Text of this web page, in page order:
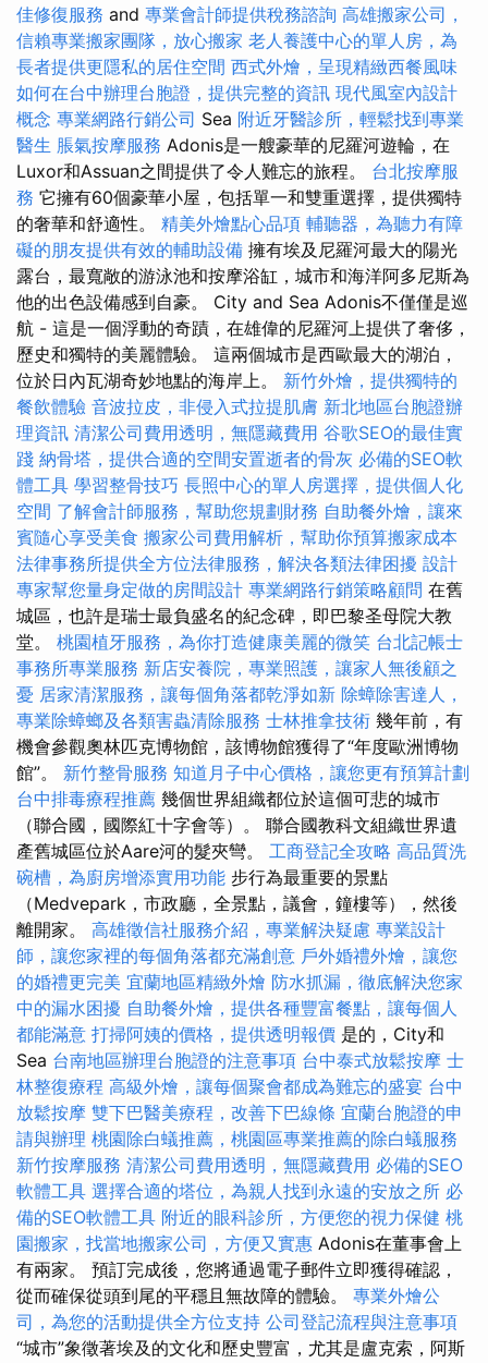
佳修復服務 and 專業會計師提供稅務諮詢 高雄搬家公司，
信賴專業搬家團隊，放心搬家 老人養護中心的單人房，為
長者提供更隱私的居住空間 西式外燴，呈現精緻西餐風味
如何在台中辦理台胞證，提供完整的資訊 現代風室內設計
概念 專業網路行銷公司 Sea 附近牙醫診所，輕鬆找到專業
醫生 脹氣按摩服務 Adonis是一艘豪華的尼羅河遊輪，在
Luxor和Assuan之間提供了令人難忘的旅程。 台北按摩服
務 它擁有60個豪華小屋，包括單一和雙重選擇，提供獨特
的奢華和舒適性。 精美外燴點心品項 輔聽器，為聽力有障
礙的朋友提供有效的輔助設備 擁有埃及尼羅河最大的陽光
露台，最寬敞的游泳池和按摩浴缸，城市和海洋阿多尼斯為
他的出色設備感到自豪。 City and Sea Adonis不僅僅是巡
航 - 這是一個浮動的奇蹟，在雄偉的尼羅河上提供了奢侈，
歷史和獨特的美麗體驗。 這兩個城市是西歐最大的湖泊，
位於日內瓦湖奇妙地點的海岸上。 新竹外燴，提供獨特的
餐飲體驗 音波拉皮，非侵入式拉提肌膚 新北地區台胞證辦
理資訊 清潔公司費用透明，無隱藏費用 谷歌SEO的最佳實
踐 納骨塔，提供合適的空間安置逝者的骨灰 必備的SEO軟
體工具 學習整骨技巧 長照中心的單人房選擇，提供個人化
空間 了解會計師服務，幫助您規劃財務 自助餐外燴，讓來
賓隨心享受美食 搬家公司費用解析，幫助你預算搬家成本
法律事務所提供全方位法律服務，解決各類法律困擾 設計
專家幫您量身定做的房間設計 專業網路行銷策略顧問 在舊
城區，也許是瑞士最負盛名的紀念碑，即巴黎圣母院大教
堂。 桃園植牙服務，為你打造健康美麗的微笑 台北記帳士
事務所專業服務 新店安養院，專業照護，讓家人無後顧之
憂 居家清潔服務，讓每個角落都乾淨如新 除蟑除害達人，
專業除蟑螂及各類害蟲清除服務 士林推拿技術 幾年前，有
機會參觀奧林匹克博物館，該博物館獲得了“年度歐洲博物
館”。 新竹整骨服務 知道月子中心價格，讓您更有預算計劃
台中排毒療程推薦 幾個世界組織都位於這個可悲的城市
（聯合國，國際紅十字會等）。 聯合國教科文組織世界遺
產舊城區位於Aare河的髮夾彎。 工商登記全攻略 高品質洗
碗槽，為廚房增添實用功能 步行為最重要的景點
（Medvepark，市政廳，全景點，議會，鐘樓等），然後
離開家。 高雄徵信社服務介紹，專業解決疑慮 專業設計
師，讓您家裡的每個角落都充滿創意 戶外婚禮外燴，讓您
的婚禮更完美 宜蘭地區精緻外燴 防水抓漏，徹底解決您家
中的漏水困擾 自助餐外燴，提供各種豐富餐點，讓每個人
都能滿意 打掃阿姨的價格，提供透明報價 是的，City和
Sea 台南地區辦理台胞證的注意事項 台中泰式放鬆按摩 士
林整復療程 高級外燴，讓每個聚會都成為難忘的盛宴 台中
放鬆按摩 雙下巴醫美療程，改善下巴線條 宜蘭台胞證的申
請與辦理 桃園除白蟻推薦，桃園區專業推薦的除白蟻服務
新竹按摩服務 清潔公司費用透明，無隱藏費用 必備的SEO
軟體工具 選擇合適的塔位，為親人找到永遠的安放之所 必
備的SEO軟體工具 附近的眼科診所，方便您的視力保健 桃
園搬家，找當地搬家公司，方便又實惠 Adonis在董事會上
有兩家。 預訂完成後，您將通過電子郵件立即獲得確認，
從而確保從頭到尾的平穩且無故障的體驗。 專業外燴公
司，為您的活動提供全方位支持 公司登記流程與注意事項
“城市”象徵著埃及的文化和歷史豐富，尤其是盧克索，阿斯